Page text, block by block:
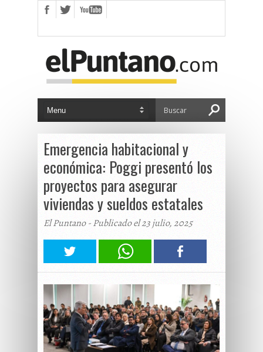
Emergencia habitacional y
económica: Poggi presentó los
proyectos para asegurar
viviendas y sueldos estatales
El Puntano - Publicado el 23 julio, 2025